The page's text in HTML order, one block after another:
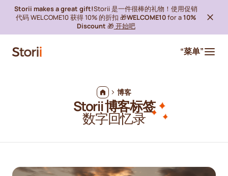
Storii makes a great gift!Storii 是一件很棒的礼物！使用促销
代码 WELCOME10 获得 10% 的折扣 🎁WELCOME10for a10%
Discount 🎁 开始吧
“菜单”
博客
Storii 博客标签
数字回忆录